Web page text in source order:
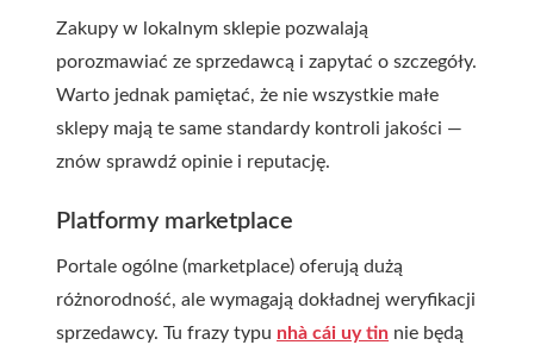
Zakupy w lokalnym sklepie pozwalają
porozmawiać ze sprzedawcą i zapytać o szczegóły.
Warto jednak pamiętać, że nie wszystkie małe
sklepy mają te same standardy kontroli jakości —
znów sprawdź opinie i reputację.
Platformy marketplace
Portale ogólne (marketplace) oferują dużą
różnorodność, ale wymagają dokładnej weryfikacji
sprzedawcy. Tu frazy typu nhà cái uy tin nie będą